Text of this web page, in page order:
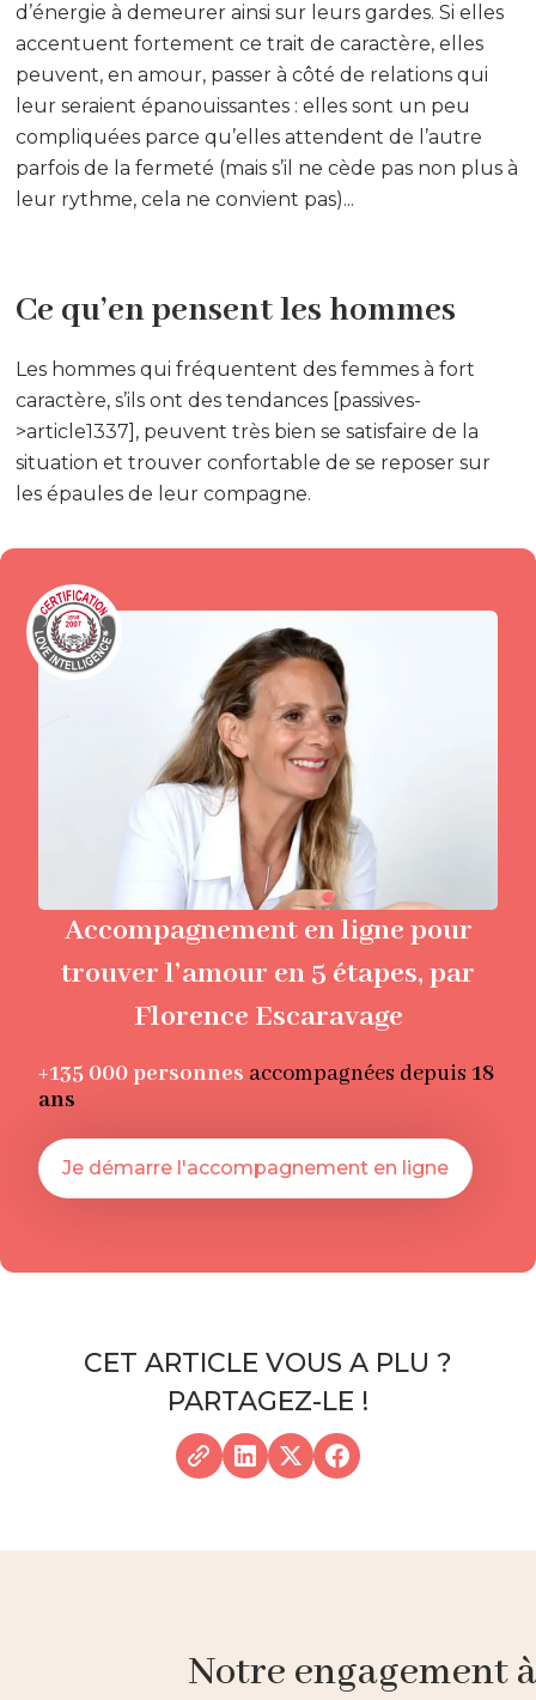
d’énergie à demeurer ainsi sur leurs gardes. Si elles
accentuent fortement ce trait de caractère, elles
peuvent, en amour, passer à côté de relations qui
leur seraient épanouissantes : elles sont un peu
compliquées parce qu’elles attendent de l’autre
parfois de la fermeté (mais s’il ne cède pas non plus à
leur rythme, cela ne convient pas)...
Ce qu’en pensent les hommes
Les hommes qui fréquentent des femmes à fort
caractère, s’ils ont des tendances [passives-
>article1337], peuvent très bien se satisfaire de la
situation et trouver confortable de se reposer sur
les épaules de leur compagne.
Accompagnement en ligne pour
trouver l’amour en 5 étapes, par
Florence Escaravage
+135 000 personnes accompagnées depuis 18
ans
Je démarre l'accompagnement en ligne
CET ARTICLE VOUS A PLU ?
PARTAGEZ-LE !
Notre engagement